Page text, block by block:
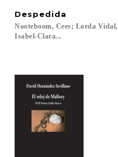
Despedida
Nooteboom, Cees; Lorda Vidal,
Isabel-Clara...